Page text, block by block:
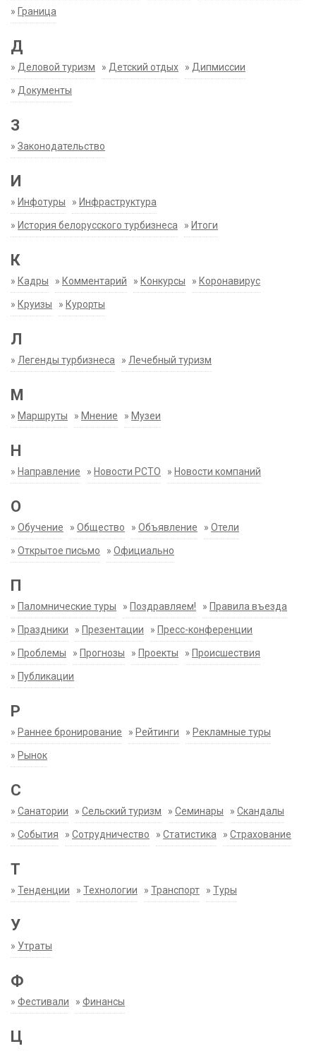
» Граница
Д
» Деловой туризм » Детский отдых » Дипмиссии
» Документы
З
» Законодательство
И
» Инфотуры » Инфраструктура
» История белорусского турбизнеса » Итоги
К
» Кадры » Комментарий » Конкурсы » Коронавирус
» Круизы » Курорты
Л
» Легенды турбизнеса » Лечебный туризм
М
» Маршруты » Мнение » Музеи
Н
» Направление » Новости РСТО » Новости компаний
О
» Обучение » Общество » Объявление » Отели
» Открытое письмо » Официально
П
» Паломнические туры » Поздравляем! » Правила въезда
» Праздники » Презентации » Пресс-конференции
» Проблемы » Прогнозы » Проекты » Происшествия
» Публикации
Р
» Раннее бронирование » Рейтинги » Рекламные туры
» Рынок
С
» Санатории » Сельский туризм » Семинары » Скандалы
» События » Сотрудничество » Статистика » Страхование
Т
» Тенденции » Технологии » Транспорт » Туры
У
» Утраты
Ф
» Фестивали » Финансы
Ц